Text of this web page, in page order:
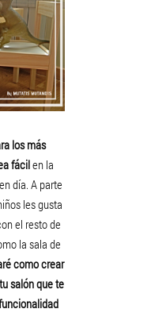
los más
fácilen la
día. A parte
les gusta
el resto de
la sala de
como crear
salón que te